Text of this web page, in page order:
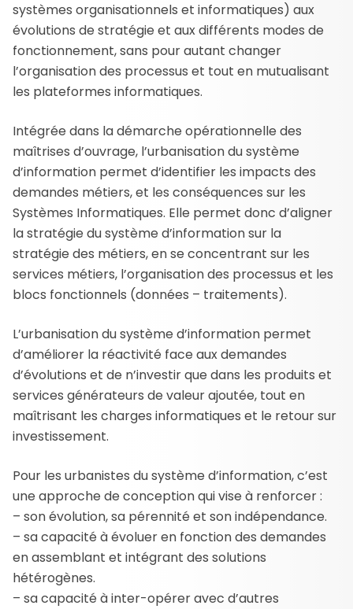
systèmes organisationnels et informatiques) aux
évolutions de stratégie et aux différents modes de
fonctionnement, sans pour autant changer
l’organisation des processus et tout en mutualisant
les plateformes informatiques.
Intégrée dans la démarche opérationnelle des
maîtrises d’ouvrage, l’urbanisation du système
d’information permet d’identifier les impacts des
demandes métiers, et les conséquences sur les
Systèmes Informatiques. Elle permet donc d’aligner
la stratégie du système d’information sur la
stratégie des métiers, en se concentrant sur les
services métiers, l’organisation des processus et les
blocs fonctionnels (données – traitements).
L’urbanisation du système d’information permet
d’améliorer la réactivité face aux demandes
d’évolutions et de n’investir que dans les produits et
services générateurs de valeur ajoutée, tout en
maîtrisant les charges informatiques et le retour sur
investissement.
Pour les urbanistes du système d’information, c’est
une approche de conception qui vise à renforcer :
– son évolution, sa pérennité et son indépendance.
– sa capacité à évoluer en fonction des demandes
en assemblant et intégrant des solutions
hétérogènes.
– sa capacité à inter-opérer avec d’autres